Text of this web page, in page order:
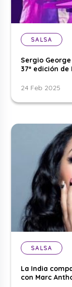
SALSA
Sergio
37ª edición
24 Feb 2025
SALSA
La India
con Marc